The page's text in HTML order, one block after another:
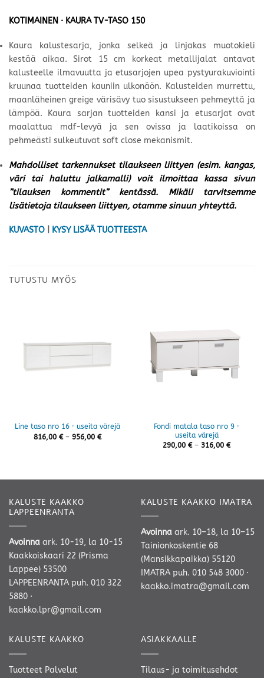
KOTIMAINEN · KAURA TV-TASO 150
Kaura kalustesarja, jonka selkeä ja linjakas muotokieli
kestää aikaa. Sirot 15 cm korkeat metallijalat antavat
kalusteelle ilmavuutta ja etusarjojen upea pystyurakuviointi
kruunaa tuotteiden kauniin ulkonäön. Kalusteiden murrettu,
maanläheinen greige värisävy tuo sisustukseen pehmeyttä ja
lämpöä. Kaura sarjan tuotteiden kansi ja etusarjat ovat
maalattua mdf-levyä ja sen ovissa ja laatikoissa on
pehmeästi sulkeutuvat soft close mekanismit.
Mahdolliset tarkennukset tilaukseen liittyen (esim. kangas,
väri tai haluttu jalkamalli) voit ilmoittaa kassa sivun
”tilauksen kommentit” kentässä. Mikäli tarvitsemme
lisätietoja tilaukseen liittyen, otamme sinuun yhteyttä.
KUVASTO KYSY LISÄÄ TUOTTEESTA
TUTUSTU MYÖS
Line taso nro 16 · useita värejä
816,00 € – 956,00 €Hintaluokka:
Fondi matala taso nro 9 ·
useita värejä
290,00 € – 316,00 €
KALUSTE KAAKKO
LAPPEENRANTA
Avoinna ark. 10-19, la 10-15
Kaakkoiskaari 22 (Prisma
Lappee) 53500
LAPPEENRANTA puh. 010 322
5880 ·
kaakko.lpr@gmail.com
KALUSTE KAAKKO IMATRA
Avoinna ark. 10–18, la 10–15
Tainionkoskentie 68
(Mansikkapaikka) 55120
IMATRA puh. 010 548 3000 ·
kaakko.imatra@gmail.com
KALUSTE KAAKKO
Tuotteet Palvelut
ASIAKKAALLE
Tilaus- ja toimitusehdot